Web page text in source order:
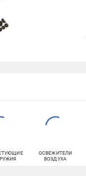
ОСВЕЖИТЕЛИ
ВОЗДУХА